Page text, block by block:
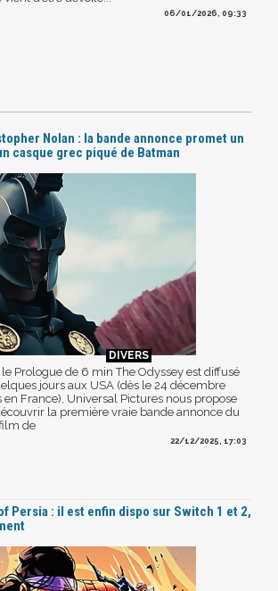
06/01/2026, 09:33
Nolan : la bande annonce promet un
casque grec piqué de Batman
Prologue de 6 min The Odyssey est diffusé
jours aux USA (dès le 24 décembre
en France), Universal Pictures nous propose
la première vraie bande annonce du
de
22/12/2025, 17:03
Persia : il est enfin dispo sur Switch 1 et 2,